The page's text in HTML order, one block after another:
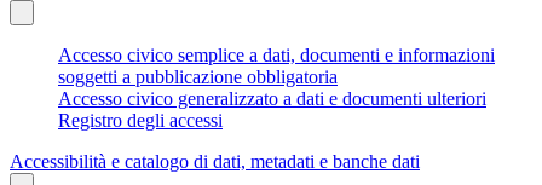
Accesso civico semplice a dati, documenti e informazioni
soggetti a pubblicazione obbligatoria
Accesso civico generalizzato a dati e documenti ulteriori
Registro degli accessi
Accessibilità e catalogo di dati, metadati e banche dati